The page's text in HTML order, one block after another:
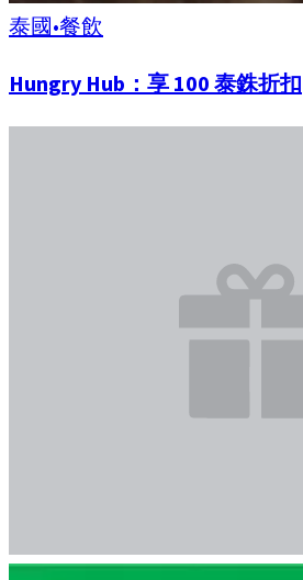
泰國•餐飲
Hungry Hub：享 100 泰銖折扣